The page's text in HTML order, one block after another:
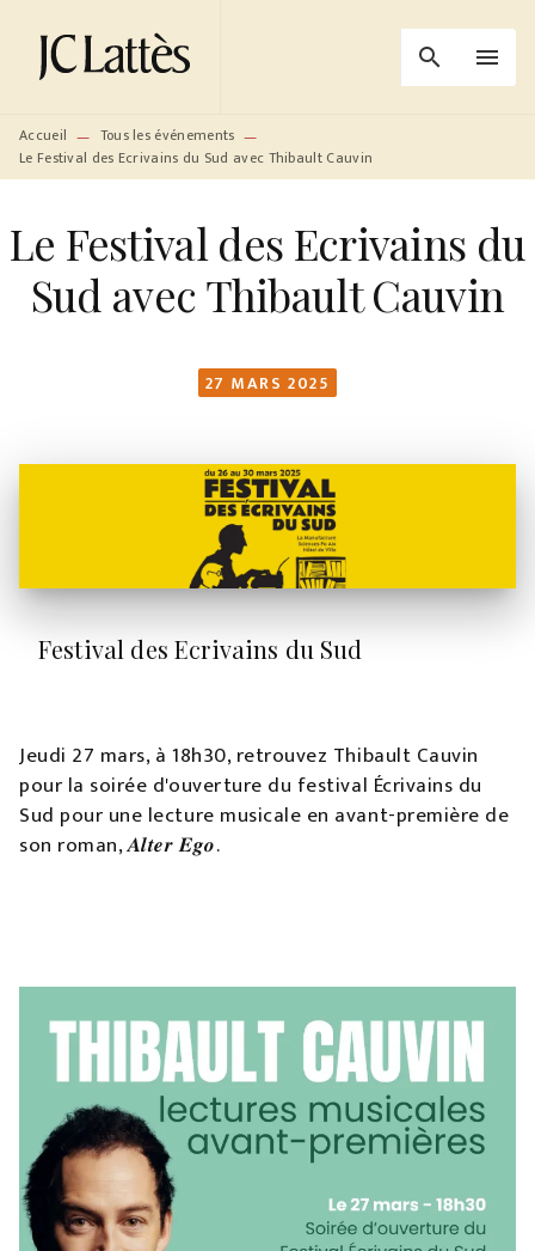
MENU RECHERCHE
PIED DE PAGE
search menu
Accueil — Tous les événements —
Le Festival des Ecrivains du Sud avec Thibault Cauvin
Le Festival des Ecrivains du
Sud avec Thibault Cauvin
27 MARS 2025
Festival des Ecrivains du Sud
Jeudi 27 mars, à 18h30, retrouvez Thibault Cauvin
pour la soirée d'ouverture du festival Écrivains du
Sud pour une lecture musicale en avant-première de
son roman, 𝑨𝒍𝒕𝒆𝒓 𝑬𝒈𝒐.